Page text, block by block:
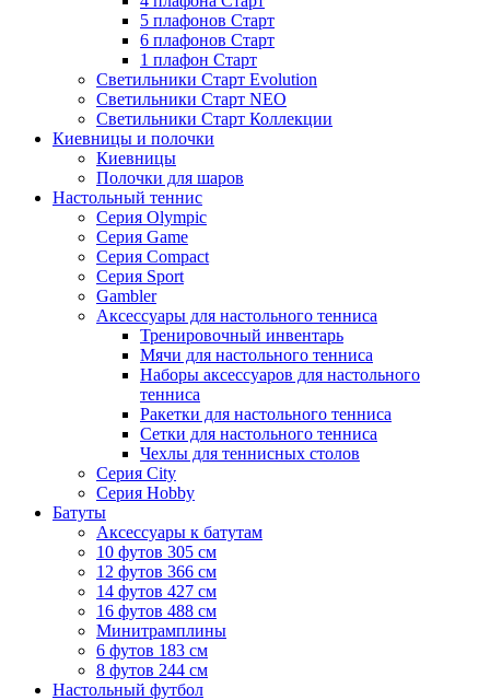
5 плафонов Старт
6 плафонов Старт
1 плафон Старт
Светильники Старт Evolution
Светильники Старт NEO
Светильники Старт Коллекции
Киевницы и полочки
Киевницы
Полочки для шаров
Настольный теннис
Серия Olympic
Серия Game
Серия Compact
Серия Sport
Gambler
Аксессуары для настольного тенниса
Тренировочный инвентарь
Мячи для настольного тенниса
Наборы аксессуаров для настольного
тенниса
Ракетки для настольного тенниса
Сетки для настольного тенниса
Чехлы для теннисных столов
Серия City
Серия Hobby
Батуты
Аксессуары к батутам
10 футов 305 см
12 футов 366 см
14 футов 427 см
16 футов 488 см
Минитрамплины
6 футов 183 см
8 футов 244 см
Настольный футбол